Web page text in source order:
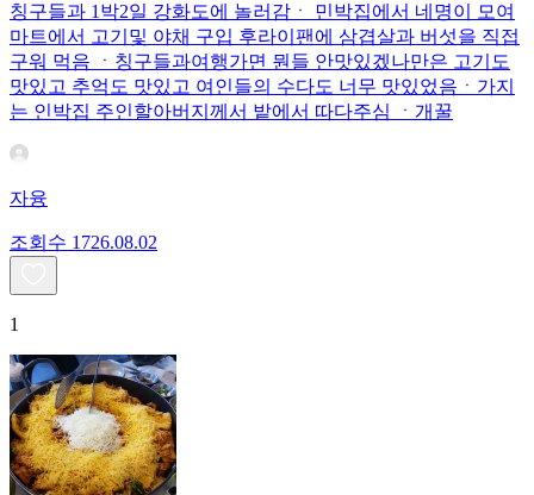
칭구들과 1박2일 강화도에 놀러감ㆍ 민박집에서 네명이 모여
마트에서 고기및 야채 구입 후라이팬에 삼겹살과 버섯을 직접
구워 먹음 ㆍ칭구들과여행가면 뭔들 안맛있겠나만은 고기도
맛있고 추억도 맛있고 여인들의 수다도 너무 맛있었음ㆍ가지
는 인박집 주인할아버지께서 밭에서 따다주심 ㆍ개꿀
자융
조회수 1726.08.02
1